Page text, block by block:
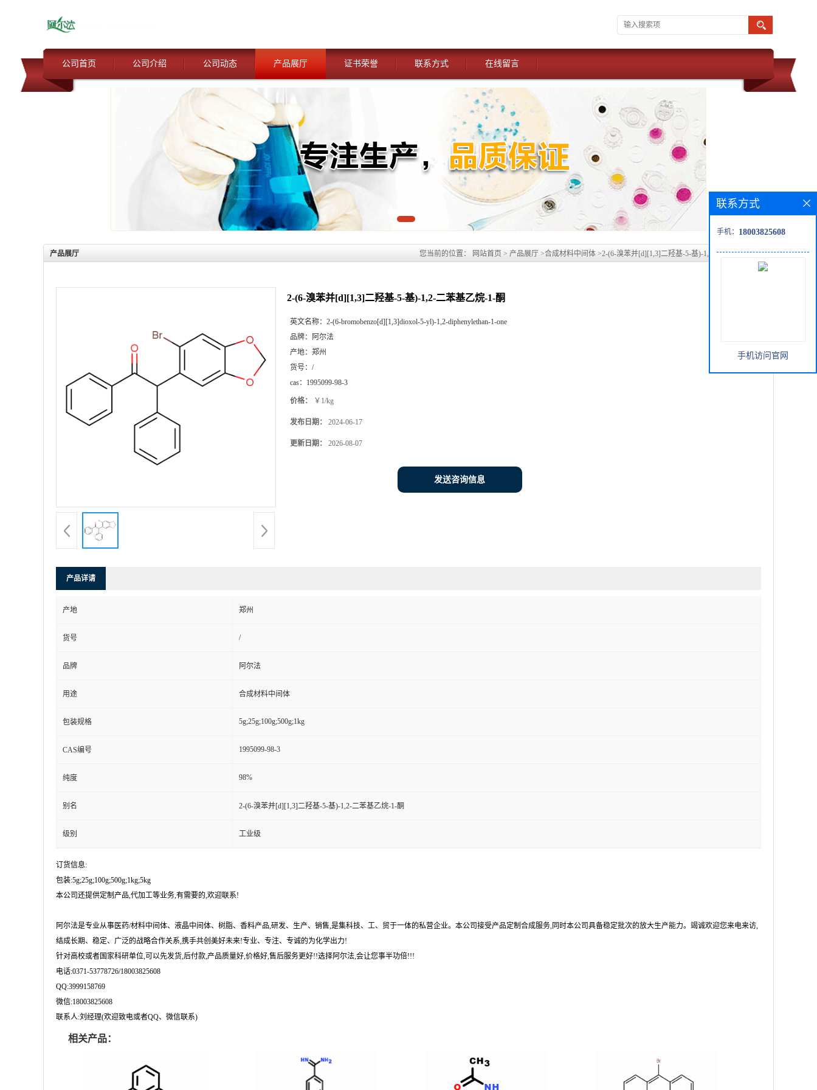
公司首页 公司介绍 公司动态 产品展厅 证书荣誉 联系方式 在线留言
产品展厅 您当前的位置： 网站首页 > 产品展厅 >合成材料中间体 >2-(6-溴苯并[d][1,3]二羟基-5-基)-1,2-二苯基乙烷-1-酮
2-(6-溴苯并[d][1,3]二羟基-5-基)-1,2-二苯基乙烷-1-酮
英文名称： 2-(6-bromobenzo[d][1,3]dioxol-5-yl)-1,2-diphenylethan-1-one
品牌：
阿尔法
产地： 郑州
货号： /
cas： 1995099-98-3
价格： ￥1/kg
发布日期： 2024-06-17
更新日期： 2026-08-07
发送咨询信息
产品详请
产地 郑州
货号 /
品牌 阿尔法
用途 合成材料中间体
包装规格 5g;25g;100g;500g;1kg
CAS编号 1995099-98-3
纯度 98%
别名 2-(6-溴苯并[d][1,3]二羟基-5-基)-1,2-二苯基乙烷-1-酮
级别 工业级
订货信息:
包装:5g;25g;100g;500g;1kg;5kg
本公司还提供定制产品,代加工等业务,有需要的,欢迎联系!
阿尔法是专业从事医药/材料中间体、液晶中间体、树脂、香料产品,研发、生产、销售,是集科技、工、贸于一体的私营企业。本公司接受产品定制合成服务,同时本公司具备稳定批次的放大生产能力。竭诚欢迎您来电来访,
结成长期、稳定、广泛的战略合作关系,携手共创美好未来!专业、专注、专诚的为化学出力!
针对高校或者国家科研单位,可以先发货,后付款,产品质量好,价格好,售后服务更好!!选择阿尔法,会让您事半功倍!!!
电话:0371-53778726/18003825608
QQ:3999158769
微信:18003825608
联系人:刘经理(欢迎致电或者QQ、微信联系)
相关产品：
联系方式
手机： 18003825608
手机访问官网